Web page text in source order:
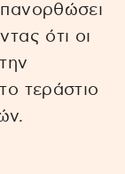
ότι οι
τεράστιο